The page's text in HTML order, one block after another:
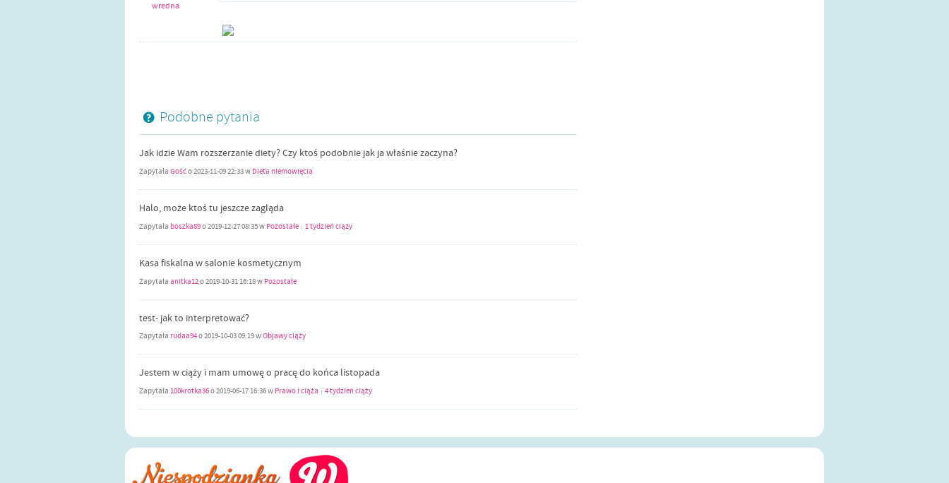
wredna
Podobne pytania
Jak idzie Wam rozszerzanie diety? Czy ktoś podobnie jak ja właśnie zaczyna?
Zapytała Gośćo2023-11-09 22:33w Dieta niemowlęcia
Halo, może ktoś tu jeszcze zagląda
Zapytała boszka89o2019-12-27 08:35w Pozostałe | 1 tydzień ciąży
Kasa fiskalna w salonie kosmetycznym
Zapytała anitka12o2019-10-31 16:18w Pozostałe
test- jak to interpretować?
Zapytała rudaa94o2019-10-03 09:19wObjawy ciąży
Jestem w ciąży i mam umowę o pracę do końca listopada
Zapytała 100krotka36o2019-06-17 16:36w Prawo i ciąża | 4 tydzień ciąży